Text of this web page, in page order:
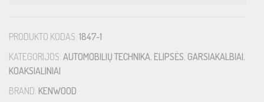
PRODUKTO KODAS: 1847-1
KATEGORIJOS: AUTOMOBILIŲ TECHNIKA, ELIPSĖS, GARSIAKALBIAI,
KOAKSIALINIAI
BRAND: KENWOOD